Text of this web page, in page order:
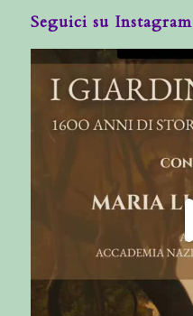
Seguici su Instagram